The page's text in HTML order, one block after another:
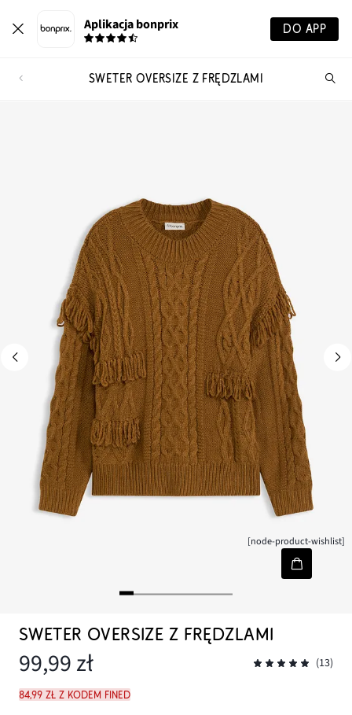
Aplikacja bonprix DO APP
SWETER OVERSIZE Z FRĘDZLAMI
[node-product-wishlist]
SWETER OVERSIZE Z FRĘDZLAMI
99,99 zł (13)
84,99 zł z kodem FINED